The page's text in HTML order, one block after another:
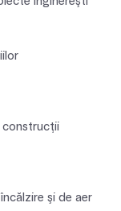
construcţii
şi de aer